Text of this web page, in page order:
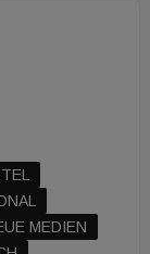
MEDIEN